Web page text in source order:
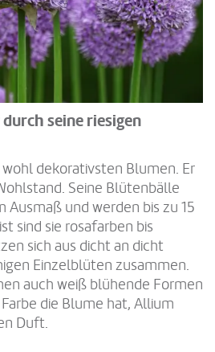
seine riesigen
dekorativsten Blumen. Er
Seine Blütenbälle
Ausmaß und werden bis zu 15
sind sie rosafarben bis
sich aus dicht an dicht
Einzelblüten zusammen.
auch weiß blühende Formen
die Blume hat, Allium
Duft.